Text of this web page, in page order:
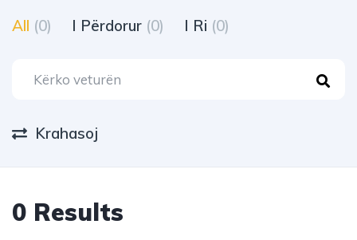
All (0) I Përdorur (0) I Ri (0)
Krahasoj
0 Results